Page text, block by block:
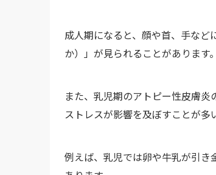
成人期になると、顔や首、手な
か）」が見られることがあります。
また、乳児期のアトピー性皮膚
ストレスが影響を及ぼすことが多
例えば、乳児では卵や牛乳が引